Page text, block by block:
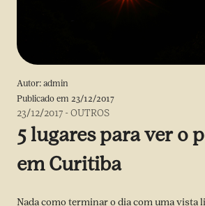
Autor: admin
Publicado em 23/12/2017
23/12/2017 -OUTROS
5 lugares para ver o
em Curitiba
Nada como terminar o dia com uma vista